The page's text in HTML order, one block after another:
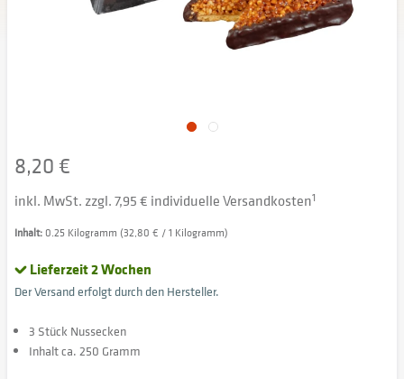
8,20 €
inkl. MwSt. zzgl. 7,95 € individuelle Versandkosten1
Inhalt: 0.25 Kilogramm (32,80 € / 1 Kilogramm)
Lieferzeit 2 Wochen
Der Versand erfolgt durch den Hersteller.
3 Stück Nussecken
Inhalt ca. 250 Gramm